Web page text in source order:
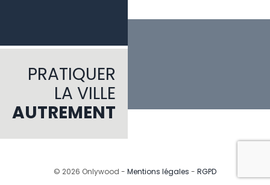
PRATIQUER
LA VILLE
AUTREMENT
© 2026 Onlywood - Mentions légales - RGPD